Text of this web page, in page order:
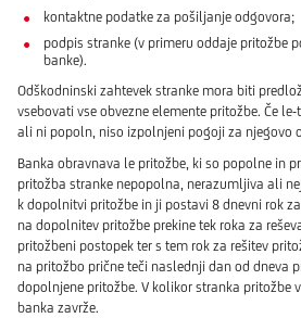
kontaktne podatke za pošiljanje odgovora;
podpis stranke (v primeru oddaje pritožbe
banke).
Odškodninski zahtevek stranke mora biti
vsebovati vse obvezne elemente pritožbe. Če
ali ni popoln, niso izpolnjeni pogoji za njegovo
Banka obravnava le pritožbe, ki so popolne in
pritožba stranke nepopolna, nerazumljiva ali
k dopolnitvi pritožbe in ji postavi 8 dnevni rok
na dopolnitev pritožbe prekine tek roka za
pritožbeni postopek ter s tem rok za rešitev
na pritožbo prične teči naslednji dan od dneva
dopolnjene pritožbe. V kolikor stranka pritožbe
banka zavrže.